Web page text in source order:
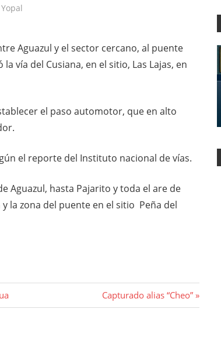
Yopal
Aguazul y el sector cercano, al puente
vía del Cusiana, en el sitio, Las Lajas, en
el paso automotor, que en alto
el reporte del Instituto nacional de vías.
Aguazul, hasta Pajarito y toda el are de
la zona del puente en el sitio Peña del
Entrada
siguiente:
Capturado alias “Cheo”